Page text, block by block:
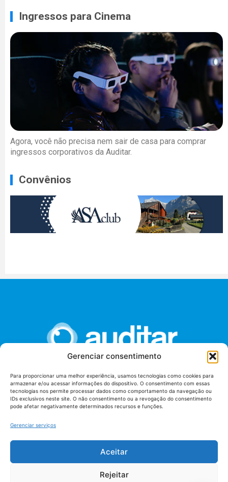
Gerenciar consentimento
Para proporcionar uma melhor experiência, usamos tecnologias como cookies para
armazenar e/ou acessar informações do dispositivo. O consentimento com essas
tecnologias nos permite processar dados como comportamento da navegação ou
IDs exclusivos neste site. O não consentimento ou a revogação do consentimento
pode afetar negativamente determinados recursos e funções.
Gerenciar serviços
Aceitar
Rejeitar
Ingressos para Cinema
Agora, você não precisa nem sair de casa para comprar
ingressos corporativos da Auditar.
Convênios
União dos Auditores Federais de Controle Externo -
AUDITAR
Setor de Administração Federal Sul (SAF/Sul), Qd. 04, Lt. 01
Tribunal de Contas da União (TCU), Subsolo, Sala S04
Termos de uso